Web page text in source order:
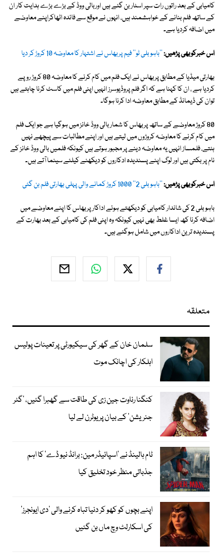
کامیابی کے بعد راتوں رات سپر اسٹار بن گئے ہیں اوربالی ووڈ کے بڑے بڑے ہدایت کار ان
کے ساتھ فلم بنانے کے خواہشمند ہیں، انہوں نے موقع سے فائدہ اٹھاکراپنے معاوضے
میں اضافہ کردیا ہے۔
اس خبرکوبھی پڑھیں:''باہو بلی ٹو'' فیم پربھاس نے اشتہار کا معاوضہ 10 کروڑ کر دیا
بھارتی میڈیا کے مطابق پربھاس نے ایک فلم میں کام کرنے کا معاوضہ 80 کروڑ روپے
کردیا ہے ، ان کا کہنا ہے کہ اگر فلم پروڈیوسرز انہیں اپنی فلم میں کاسٹ کرنا چاہتے ہیں
توان کی ڈیمانڈ کے مطابق معاوضہ ادا کرنا ہوگا۔
80 کروڑ معاوضے کے ساتھ پربھاس کا شمار بالی ووڈ خانز میں ہوگیا ہے جو ایک فلم
میں کام کرنے کا معاوضہ کروڑوں میں لیتے ہیں اور اپنے مطالبات سے پیچھے نہیں
ہٹتے، فلمساز انہیں یہ معاوضہ دینے پر مجبور ہوتے ہیں کیونکہ فلمیں بالی ووڈ خانز کے
نام پر بکتی ہیں اور لوگ اپنے پسندیدہ ادکاروں کو دیکھنے کیلئے سینما آتے ہیں۔
اس خبرکوبھی پڑھیں:''باہو بلی 2'' 1000 کروڑ کمانے والی پہلی بھارتی فلم بن گئی
باہو بلی 2 کی شاندار کامیابی کو دیکھتے ہوئے اداکار پربھاس کا اپنے معاوضے میں
اضافہ کرنا کھ ایسا غلط بھی نہیں کیونکہ وہ اپنی فلم کی کامیابی کے بعد بھارت کے
پسندیدہ ترین اداکاروں میں شامل ہوگئے ہیں۔
متعلقہ
سلمان خان کے گھر کی سیکیورٹی پر تعینات پولیس
اہلکار کی اچانک موت
کنگنا رناوت جین زی کی طاقت سے گھبرا گئیں، ’گٹر
جنریشن‘ کے بیان پر یوٹرن لے لیا
ٹام ہالینڈ نے ’اسپائیڈر مین: برانڈ نیو ڈے‘ کا اہم
جذباتی منظر خود تخلیق کیا
اپنے بچوں کو کھو کر دنیا تباہ کرنے والی ’دی ایونجرز‘
کی اسکارلٹ وچ ماں بن گئیں